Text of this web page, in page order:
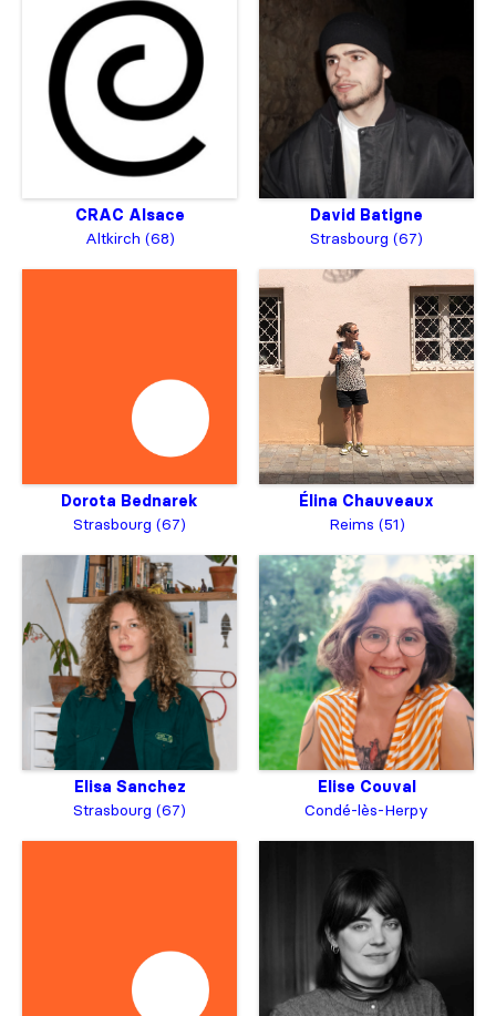
CRAC Alsace
Altkirch (68)
David Batigne
Strasbourg (67)
Dorota Bednarek
Strasbourg (67)
Élina Chauveaux
Reims (51)
Elisa Sanchez
Strasbourg (67)
Elise Couval
Condé-lès-Herpy